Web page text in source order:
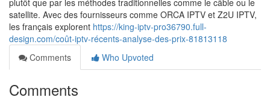
plutôt que par les méthodes traditionnelles comme le câble ou le
satellite. Avec des fournisseurs comme ORCA IPTV et Z2U IPTV,
les français explorent https://king-iptv-pro36790.full-
design.com/coût-iptv-récents-analyse-des-prix-81813118
Comments
Who Upvoted
Comments